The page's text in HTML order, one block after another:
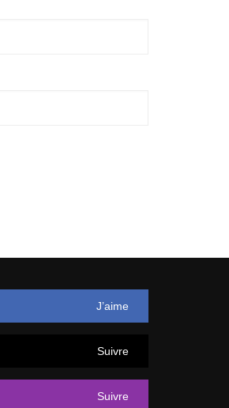
J’aime
Suivre
Suivre